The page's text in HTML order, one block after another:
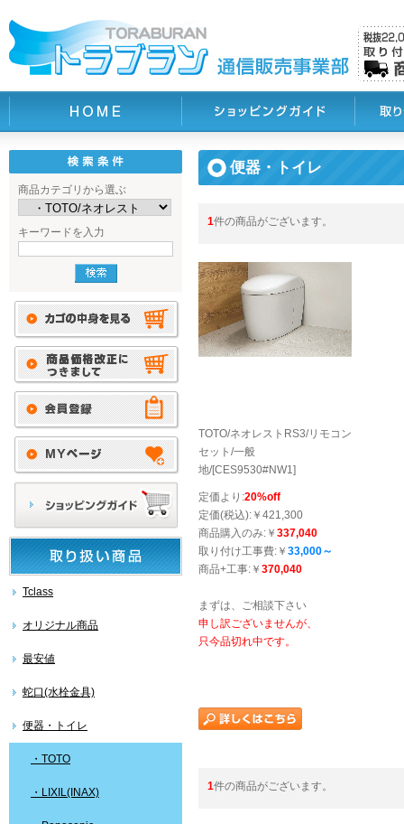
商品カテゴリから選ぶ
キーワードを入力
Tclass
オリジナル商品
最安値
蛇口(水栓金具)
便器・トイレ
・TOTO
・LIXIL(INAX)
便器・トイレ
1件の商品がございます。
TOTO/ネオレストRS3/リモコン
セット/一般
地/[CES9530#NW1]
定価より:20%off
定価(税込):￥421,300
商品購入のみ:￥ 337,040
取り付け工事費:￥ 33,000～
商品+工事:￥ 370,040
まずは、ご相談下さい
申し訳ございませんが、
只今品切れ中です。
1件の商品がございます。